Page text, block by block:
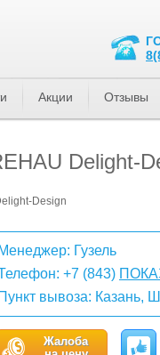
Delight-
Design
Гузель
+7 (843)
вывоза: Казань,
Жалоба
Акции Отзывы